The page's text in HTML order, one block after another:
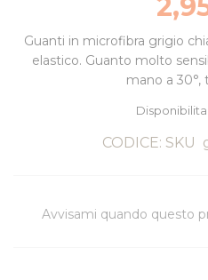
immagini
Guanti in microfibra grigio
elastico. Guanto molto
mano a 30°,
Disponibilita'
CODICE: SKU
Avvisami quando questo